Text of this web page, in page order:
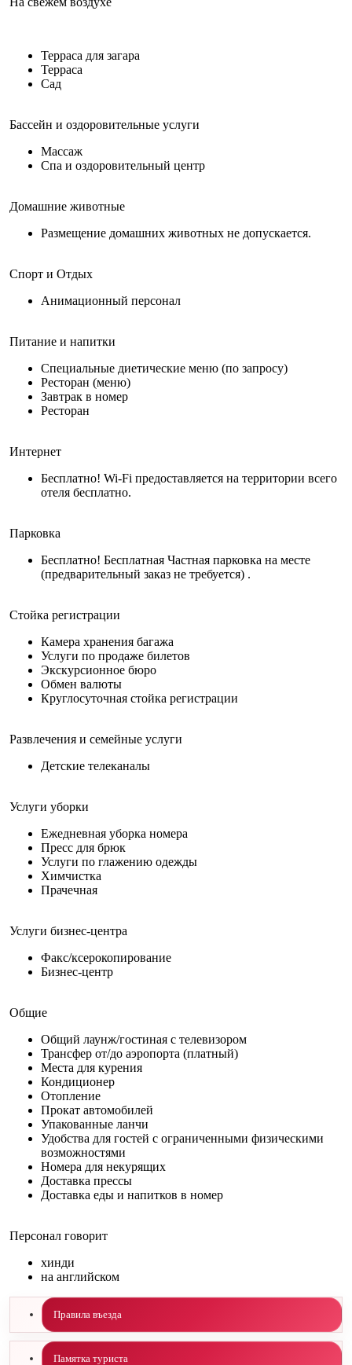
Терраса для загара
Терраса
Сад
Бассейн и оздоровительные услуги
Массаж
Спа и оздоровительный центр
Домашние животные
Размещение домашних животных не допускается.
Спорт и Отдых
Анимационный персонал
Питание и напитки
Специальные диетические меню (по запросу)
Ресторан (меню)
Завтрак в номер
Ресторан
Интернет
Бесплатно! Wi-Fi предоставляется на территории всего
отеля бесплатно.
Парковка
Бесплатно! Бесплатная Частная парковка на месте
(предварительный заказ не требуется) .
Стойка регистрации
Камера хранения багажа
Услуги по продаже билетов
Экскурсионное бюро
Обмен валюты
Круглосуточная стойка регистрации
Развлечения и семейные услуги
Детские телеканалы
Услуги уборки
Ежедневная уборка номера
Пресс для брюк
Услуги по глажению одежды
Химчистка
Прачечная
Услуги бизнес-центра
Факс/ксерокопирование
Бизнес-центр
Общие
Общий лаунж/гостиная с телевизором
Трансфер от/до аэропорта (платный)
Места для курения
Кондиционер
Отопление
Прокат автомобилей
Упакованные ланчи
Удобства для гостей с ограниченными физическими
возможностями
Номера для некурящих
Доставка прессы
Доставка еды и напитков в номер
Персонал говорит
хинди
на английском
Правила въезда
Памятка туриста